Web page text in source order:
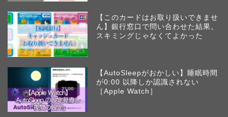
【このカードはお取り扱いできませ
ん】銀行窓口で問い合わせた結果。
スキミングじゃなくてよかった
【AutoSleepがおかしい】睡眠時間
が0:00 以降しか認識されない
［Apple Watch］